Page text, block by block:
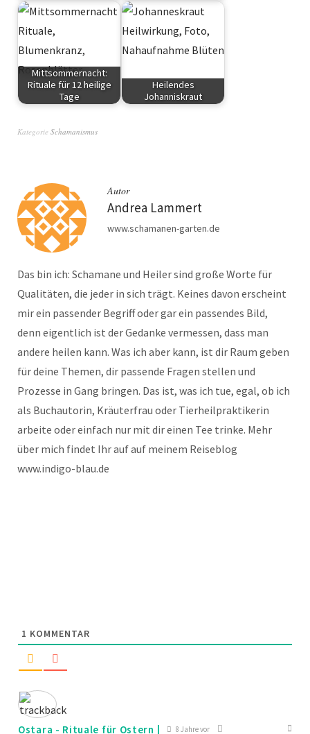
Krafttiere Monatsenergie
Mittsommernacht:
Rituale für 12 heilige
Tage
Heilendes
Johanniskraut
Kategorie Schamanismus
Autor
Andrea Lammert
www.schamanen-garten.de
Das bin ich: Schamane und Heiler sind große Worte für
Qualitäten, die jeder in sich trägt. Keines davon erscheint
mir ein passender Begriff oder gar ein passendes Bild,
denn eigentlich ist der Gedanke vermessen, dass man
andere heilen kann. Was ich aber kann, ist dir Raum geben
für deine Themen, dir passende Fragen stellen und
Prozesse in Gang bringen. Das ist, was ich tue, egal, ob ich
als Buchautorin, Kräuterfrau oder Tierheilpraktikerin
arbeite oder einfach nur mit dir einen Tee trinke. Mehr
über mich findet Ihr auf auf meinem Reiseblog
www.indigo-blau.de
1 KOMMENTAR
Ostara - Rituale für Ostern | 8 Jahre vor